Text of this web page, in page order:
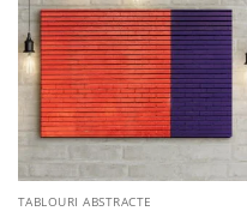
Adaugă
la
favorite
TABLOURI ABSTRACTE